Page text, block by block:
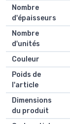
Nombre
d'épaisseurs
Nombre
d'unités
Couleur
Poids de
l'article
Dimensions
du produit